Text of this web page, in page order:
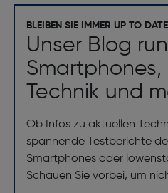
Rückkamera-Typ:
Auflösung Rückkamera
Auflösung Frontkamera
Auflösung zweite
Frontkamera-Typ:
Rückkamera-Blitz: Ja
BLEIBEN SIE IMMER UP TO DATE
Unser Blog
Technik und
Ob Infos zu aktuellen
spannende Testberichte
Smartphones oder
Schauen Sie vorbei, um